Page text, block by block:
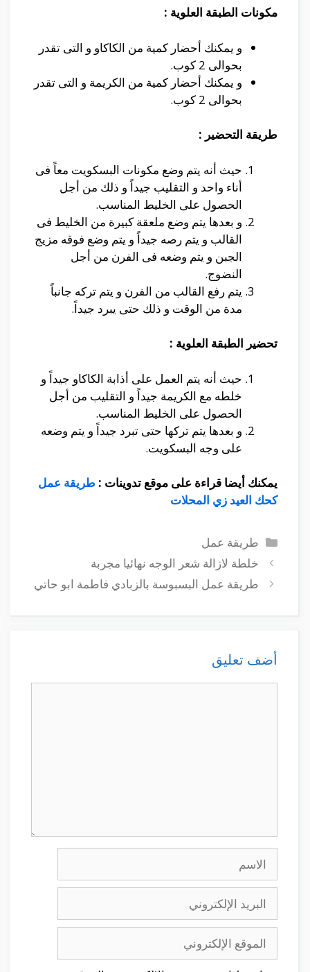
مكونات الطبقة العلوية :
و يمكنك أحضار كمية من الكاكاو و التى تقدر
بحوالى 2 كوب.
و يمكنك أحضار كمية من الكريمة و التى تقدر
بحوالى 2 كوب.
طريقة التحضير :
حيث أنه يتم وضع مكونات البسكويت معاً فى
أناء واحد و التقليب جيداً و ذلك من أجل
الحصول على الخليط المناسب.
و بعدها يتم وضع ملعقة كبيرة من الخليط فى
القالب و يتم رصه جيداً و يتم وضع فوقه مزيج
الجبن و يتم وضعه فى الفرن من أجل
النضوج.
يتم رفع القالب من الفرن و يتم تركه جانباً
مدة من الوقت و ذلك حتى يبرد جيداً.
تحضير الطبقة العلوية :
حيث أنه يتم العمل على أذابة الكاكاو جيداً و
خلطه مع الكريمة جيداً و التقليب من أجل
الحصول على الخليط المناسب.
و بعدها يتم تركها حتى تبرد جيداً و يتم وضعه
على وجه البسكويت.
يمكنك أيضا قراءة على موقع تدوينات : طريقة عمل
كحك العيد زي المحلات
التصنيفات
طريقة عمل
خلطة لازالة شعر الوجه نهائيا مجربة
طريقة عمل البسبوسة بالزبادي فاطمة ابو حاتي
أضف تعليق
الاسم
البريد
الإلكتروني
الموقع
الإلكتروني